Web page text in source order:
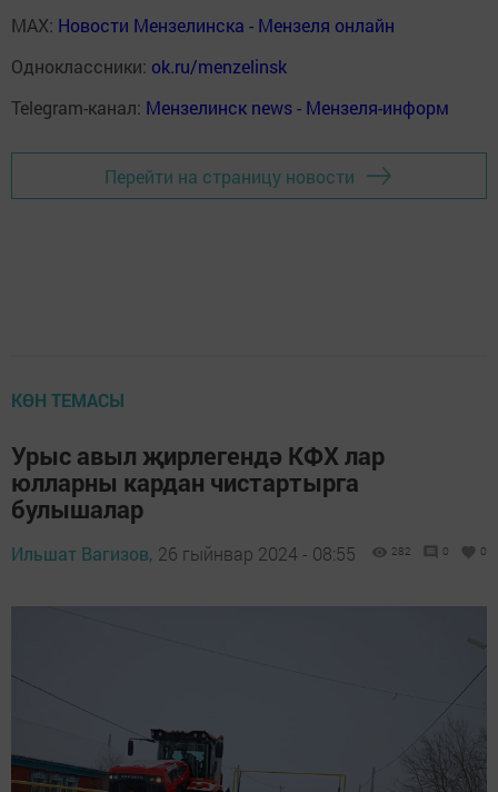
MAX: Новости Мензелинска - Мензеля онлайн
Одноклассники: ok.ru/menzelinsk
Telegram-канал: Мензелинск news - Мензеля-информ
Перейти на страницу новости
КӨН ТЕМАСЫ
Урыс авыл җирлегендә КФХ лар
юлларны кардан чистартырга
булышалар
Ильшат Вагизов, 26 гыйнвар 2024 - 08:55 282 0 0